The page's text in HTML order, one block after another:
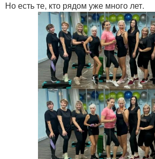
Но есть те, кто рядом уже много лет.